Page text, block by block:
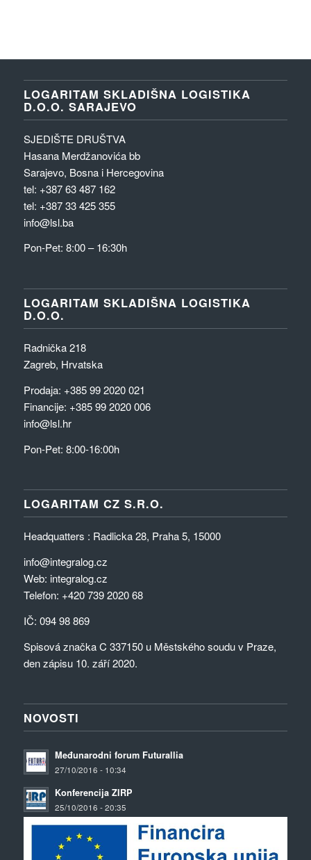
LOGARITAM SKLADIŠNA LOGISTIKA
D.O.O. SARAJEVO
SJEDIŠTE DRUŠTVA
Hasana Merdžanovića bb
Sarajevo, Bosna i Hercegovina
tel: +387 63 487 162
tel: +387 33 425 355
info@lsl.ba
Pon-Pet: 8:00 – 16:30h
LOGARITAM SKLADIŠNA LOGISTIKA
D.O.O.
Radnička 218
Zagreb, Hrvatska
Prodaja: +385 99 2020 021
Financije: +385 99 2020 006
info@lsl.hr
Pon-Pet: 8:00-16:00h
LOGARITAM CZ S.R.O.
Headquatters : Radlicka 28, Praha 5, 15000
info@integralog.cz
Web: integralog.cz
Telefon: +420 739 2020 68
IČ: 094 98 869
Spisová značka C 337150 u Městského soudu v Praze,
den zápisu 10. září 2020.
NOVOSTI
Međunarodni forum Futurallia
27/10/2016 - 10:34
Konferencija ZIRP
25/10/2016 - 20:35